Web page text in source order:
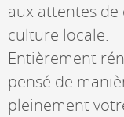
aux attentes
culture locale.
Entièrement
pensé de
pleinement